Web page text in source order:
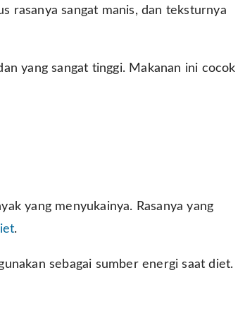
rasanya sangat manis, dan teksturnya
yang sangat tinggi. Makanan ini cocok
yang menyukainya. Rasanya yang
.
sebagai sumber energi saat diet.